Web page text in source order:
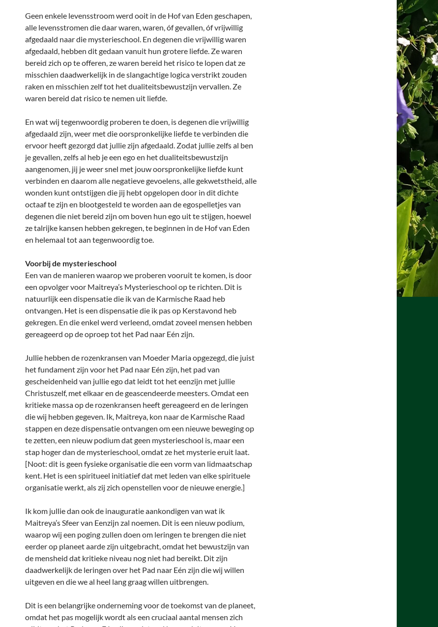
Geen enkele levensstroom werd ooit in de Hof van Eden geschapen,
alle levensstromen die daar waren, waren, óf gevallen, óf vrijwillig
afgedaald naar die mysterieschool. En degenen die vrijwillig waren
afgedaald, hebben dit gedaan vanuit hun grotere liefde. Ze waren
bereid zich op te offeren, ze waren bereid het risico te lopen dat ze
misschien daadwerkelijk in de slangachtige logica verstrikt zouden
raken en misschien zelf tot het dualiteitsbewustzijn vervallen. Ze
waren bereid dat risico te nemen uit liefde.
En wat wij tegenwoordig proberen te doen, is degenen die vrijwillig
afgedaald zijn, weer met die oorspronkelijke liefde te verbinden die
ervoor heeft gezorgd dat jullie zijn afgedaald. Zodat jullie zelfs al ben
je gevallen, zelfs al heb je een ego en het dualiteitsbewustzijn
aangenomen, jij je weer snel met jouw oorspronkelijke liefde kunt
verbinden en daarom alle negatieve gevoelens, alle gekwetstheid, alle
wonden kunt ontstijgen die jij hebt opgelopen door in dit dichte
octaaf te zijn en blootgesteld te worden aan de egospelletjes van
degenen die niet bereid zijn om boven hun ego uit te stijgen, hoewel
ze talrijke kansen hebben gekregen, te beginnen in de Hof van Eden
en helemaal tot aan tegenwoordig toe.
Voorbij de mysterieschool
Een van de manieren waarop we proberen vooruit te komen, is door
een opvolger voor Maitreya’s Mysterieschool op te richten. Dit is
natuurlijk een dispensatie die ik van de Karmische Raad heb
ontvangen. Het is een dispensatie die ik pas op Kerstavond heb
gekregen. En die enkel werd verleend, omdat zoveel mensen hebben
gereageerd op de oproep tot het Pad naar Eén zijn.
Jullie hebben de rozenkransen van Moeder Maria opgezegd, die juist
het fundament zijn voor het Pad naar Eén zijn, het pad van
gescheidenheid van jullie ego dat leidt tot het eenzijn met jullie
Christuszelf, met elkaar en de geascendeerde meesters. Omdat een
kritieke massa op de rozenkransen heeft gereageerd en de leringen
die wij hebben gegeven. Ik, Maitreya, kon naar de Karmische Raad
stappen en deze dispensatie ontvangen om een nieuwe beweging op
te zetten, een nieuw podium dat geen mysterieschool is, maar een
stap hoger dan de mysterieschool, omdat ze het mysterie eruit laat.
[Noot: dit is geen fysieke organisatie die een vorm van lidmaatschap
kent. Het is een spiritueel initiatief dat met leden van elke spirituele
organisatie werkt, als zij zich openstellen voor de nieuwe energie.]
Ik kom jullie dan ook de inauguratie aankondigen van wat ik
Maitreya’s Sfeer van Eenzijn zal noemen. Dit is een nieuw podium,
waarop wij een poging zullen doen om leringen te brengen die niet
eerder op planeet aarde zijn uitgebracht, omdat het bewustzijn van
de mensheid dat kritieke niveau nog niet had bereikt. Dit zijn
daadwerkelijk de leringen over het Pad naar Eén zijn die wij willen
uitgeven en die we al heel lang graag willen uitbrengen.
Dit is een belangrijke onderneming voor de toekomst van de planeet,
omdat het pas mogelijk wordt als een cruciaal aantal mensen zich